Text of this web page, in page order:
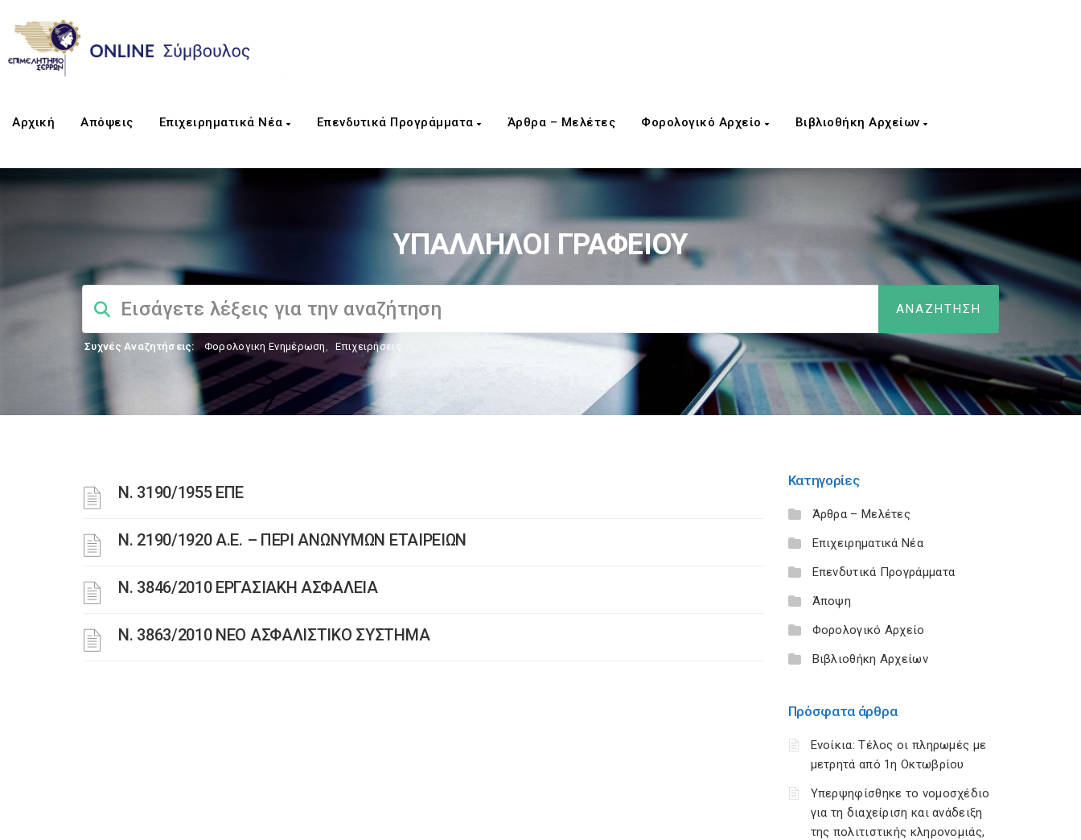
Αρχική Απόψεις Επιχειρηματικά Νέα Επενδυτικά Προγράμματα Άρθρα – Μελέτες Φορολογικό Αρχείο Βιβλιοθήκη Αρχείων
ΥΠΑΛΛΗΛΟΙ ΓΡΑΦΕΙΟΥ
Συχνές Αναζητήσεις: Φορολογικη Ενημέρωση, Επιχειρήσεις
Ν. 3190/1955 ΕΠΕ
Ν. 2190/1920 Α.Ε. – ΠΕΡΙ ΑΝΩΝΥΜΩΝ ΕΤΑΙΡΕΙΩΝ
Ν. 3846/2010 ΕΡΓΑΣΙΑΚΗ ΑΣΦΑΛΕΙΑ
N. 3863/2010 ΝΕΟ ΑΣΦΑΛΙΣΤΙΚΟ ΣΥΣΤΗΜΑ
Κατηγορίες
Άρθρα – Μελέτες
Επιχειρηματικά Νέα
Επενδυτικά Προγράμματα
Άποψη
Φορολογικό Αρχείο
Βιβλιοθήκη Αρχείων
Πρόσφατα άρθρα
Ενοίκια: Τέλος οι πληρωμές με
μετρητά από 1η Οκτωβρίου
Υπερψηφίσθηκε το νομοσχέδιο
για τη διαχείριση και ανάδειξη
της πολιτιστικής κληρονομιάς,